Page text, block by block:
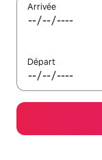
Arrivée
Départ